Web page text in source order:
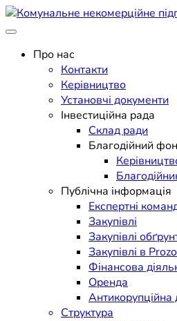
Skip
to
Комунальне
Поліклініка Мукачево
Про нас
Контакти
Керівництво
Установчі документи
Інвестиційна рада
Склад ради
Благодійний
Публічна інформація
Експертні
Закупівлі
Закупівлі
Закупівлі в
Фінансова
Оренда
Антикорупційна
Структура